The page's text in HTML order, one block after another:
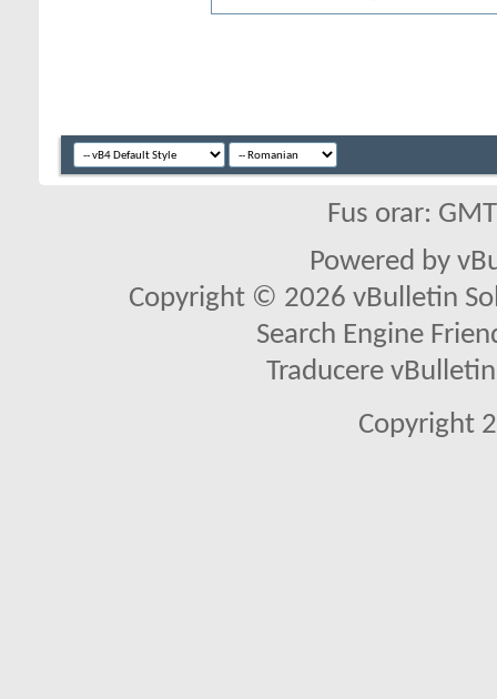
Fus orar:
Powered by
Copyright © 2026 vBulletin
Search Engine
Traducere
Copyright